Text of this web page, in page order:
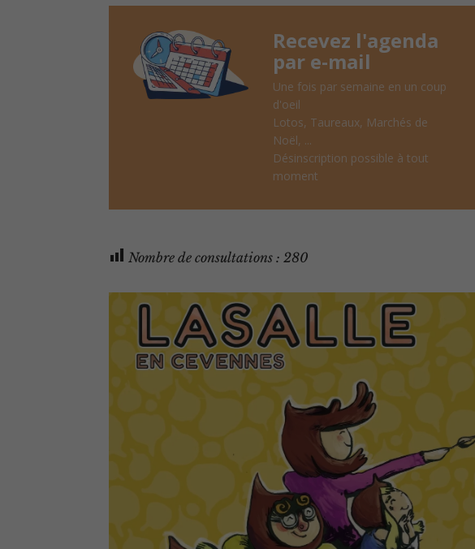
Recevez l'agenda
par e-mail
Une fois par semaine en un coup
d'oeil
Lotos, Taureaux, Marchés de
Noël, ...
Désinscription possible à tout
moment
Nombre de consultations : 280